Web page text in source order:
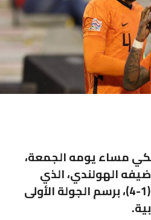
مساء يومه الجمعة،
ضيفهالهولندي، الذي
حسم المباراة برباعية (1-4)، برسم الجولة الأولى
.